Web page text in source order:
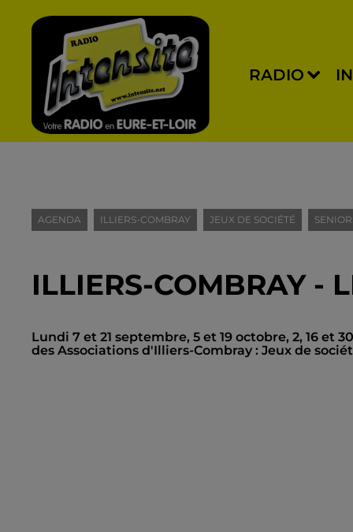
RADIO
AGENDA ILLIERS-COMBRAY JEUX DE SOCIÉTÉ
ILLIERS-COMBRAY -
Lundi 7 et 21 septembre, 5 et 19 octobre, 2, 16 et
des Associations d'Illiers-Combray : Jeux de